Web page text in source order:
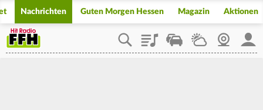
Nachrichten Guten Morgen Hessen Magazin Aktionen
PlaylistStaupilotWetterWebcam